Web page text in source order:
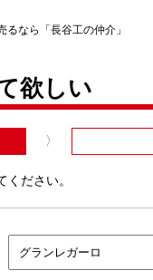
なら「長谷工の仲介」
欲しい
ださい。